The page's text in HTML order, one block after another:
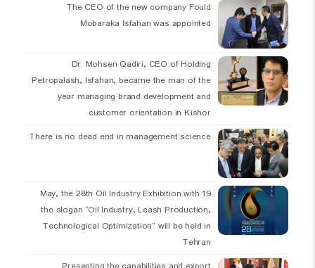
The CEO of the new company Fould
Mobaraka Isfahan was appointed
Dr. Mohsen Qadiri, CEO of Holding
Petropalash, Isfahan, became the man of the
year managing brand development and
customer orientation in Kishor
There is no dead end in management science
19 May, the 28th Oil Industry Exhibition with
the slogan “Oil Industry, Leash Production,
Technological Optimization” will be held in
Tehran